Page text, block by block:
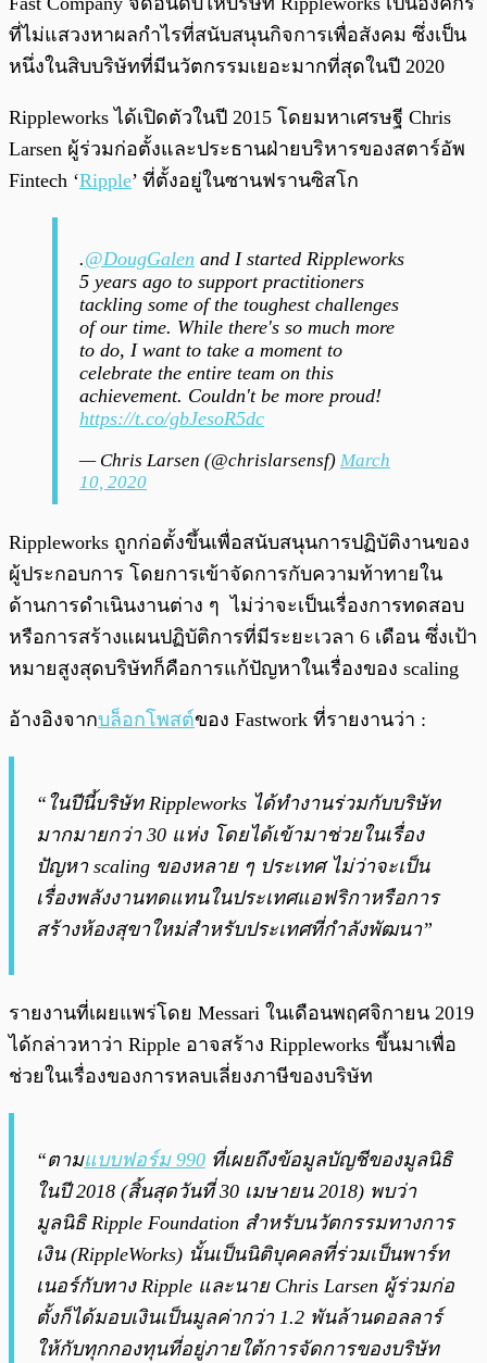
ที่ไม่แสวงหาผลกำไรที่สนับสนุนกิจการเพื่อสังคม ซึ่งเป็น
หนึ่งในสิบบริษัทที่มีนวัตกรรมเยอะมากที่สุดในปี 2020
Rippleworks ได้เปิดตัวในปี 2015 โดยมหาเศรษฐี Chris
Larsen ผู้ร่วมก่อตั้งและประธานฝ่ายบริหารของสตาร์อัพ
Fintech ‘Ripple’ ที่ตั้งอยู่ในซานฟรานซิสโก
.@DougGalen and I started Rippleworks
5 years ago to support practitioners
tackling some of the toughest challenges
of our time. While there's so much more
to do, I want to take a moment to
celebrate the entire team on this
achievement. Couldn't be more proud!
https://t.co/gbJesoR5dc
— Chris Larsen (@chrislarsensf) March
10, 2020
Rippleworks ถูกก่อตั้งขึ้นเพื่อสนับสนุนการปฏิบัติงานของ
ผู้ประกอบการ โดยการเข้าจัดการกับความท้าทายใน
ด้านการดำเนินงานต่าง ๆ ไม่ว่าจะเป็นเรื่องการทดสอบ
หรือการสร้างแผนปฏิบัติการที่มีระยะเวลา 6 เดือน ซึ่งเป้า
หมายสูงสุดบริษัทก็คือการแก้ปัญหาในเรื่องของ scaling
อ้างอิงจากบล็อกโพสต์ของ Fastwork ที่รายงานว่า :
“ในปีนี้บริษัท Rippleworks ได้ทำงานร่วมกับบริษัท
มากมายกว่า 30 แห่ง โดยได้เข้ามาช่วยในเรื่อง
ปัญหา scaling ของหลาย ๆ ประเทศ ไม่ว่าจะเป็น
เรื่องพลังงานทดแทนในประเทศแอฟริกาหรือการ
สร้างห้องสุขาใหม่สำหรับประเทศที่กำลังพัฒนา”
รายงานที่เผยแพร่โดย Messari ในเดือนพฤศจิกายน 2019
ได้กล่าวหาว่า Ripple อาจสร้าง Rippleworks ขึ้นมาเพื่อ
ช่วยในเรื่องของการหลบเลี่ยงภาษีของบริษัท
“ตามแบบฟอร์ม 990 ที่เผยถึงข้อมูลบัญชีของมูลนิธิ
ในปี 2018 (สิ้นสุดวันที่ 30 เมษายน 2018) พบว่า
มูลนิธิ Ripple Foundation สำหรับนวัตกรรมทางการ
เงิน (RippleWorks) นั้นเป็นนิติบุคคลที่ร่วมเป็นพาร์ท
เนอร์กับทาง Ripple และนาย Chris Larsen ผู้ร่วมก่อ
ตั้งก็ได้มอบเงินเป็นมูลค่ากว่า 1.2 พันล้านดอลลาร์
ให้กับทุกกองทุนที่อยู่ภายใต้การจัดการของบริษัท